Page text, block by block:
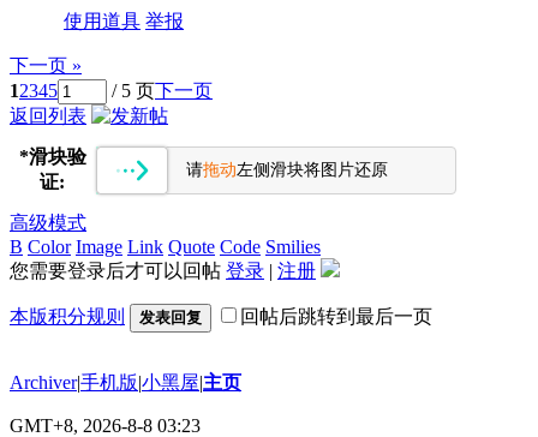
使用道具 举报
下一页 »
12345 / 5 页下一页
返回列表
*滑块验
证:
请拖动左侧滑块将图片还原
高级模式
B Color Image Link Quote Code Smilies
您需要登录后才可以回帖 登录 | 注册
本版积分规则 发表回复 回帖后跳转到最后一页
Archiver|手机版|小黑屋|主页
GMT+8, 2026-8-8 03:23